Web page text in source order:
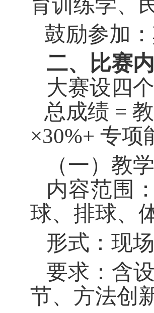
育训练学、
鼓励参加
二、比赛
大赛设四
总成绩 =
×30%+ 专项
（一）教
内容范围
球、排球、
形式：现
要求：含
节、方法创